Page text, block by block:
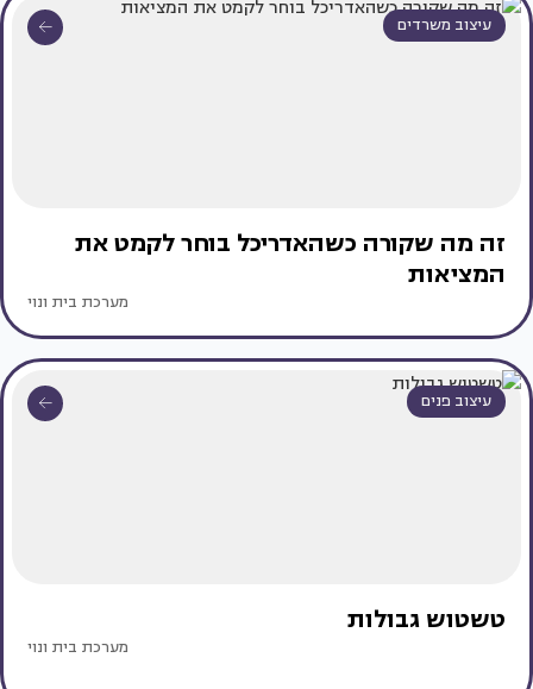
עיצוב משרדים
זה מה שקורה כשהאדריכל בוחר לקמט את
המציאות
מערכת בית ונוי
עיצוב פנים
טשטוש גבולות
מערכת בית ונוי